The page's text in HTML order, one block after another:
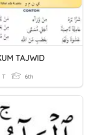
TAJWID
T 6th